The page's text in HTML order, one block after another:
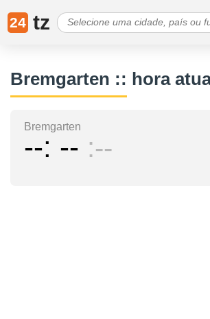
24 tz
Bremgarten :: hora
Bremgarten
-- -- --